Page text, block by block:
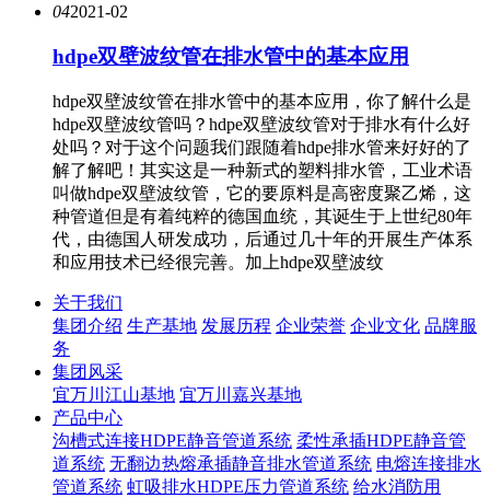
042021-02
hdpe双壁波纹管在排水管中的基本应用
hdpe双壁波纹管在排水管中的基本应用，你了解什么是
hdpe双壁波纹管吗？hdpe双壁波纹管对于排水有什么好
处吗？对于这个问题我们跟随着hdpe排水管来好好的了
解了解吧！其实这是一种新式的塑料排水管，工业术语
叫做hdpe双壁波纹管，它的要原料是高密度聚乙烯，这
种管道但是有着纯粹的德国血统，其诞生于上世纪80年
代，由德国人研发成功，后通过几十年的开展生产体系
和应用技术已经很完善。加上hdpe双壁波纹
关于我们
集团介绍 生产基地 发展历程 企业荣誉 企业文化 品牌服
务
集团风采
宜万川江山基地 宜万川嘉兴基地
产品中心
沟槽式连接HDPE静音管道系统 柔性承插HDPE静音管
道系统 无翻边热熔承插静音排水管道系统 电熔连接排水
管道系统 虹吸排水HDPE压力管道系统 给水消防用